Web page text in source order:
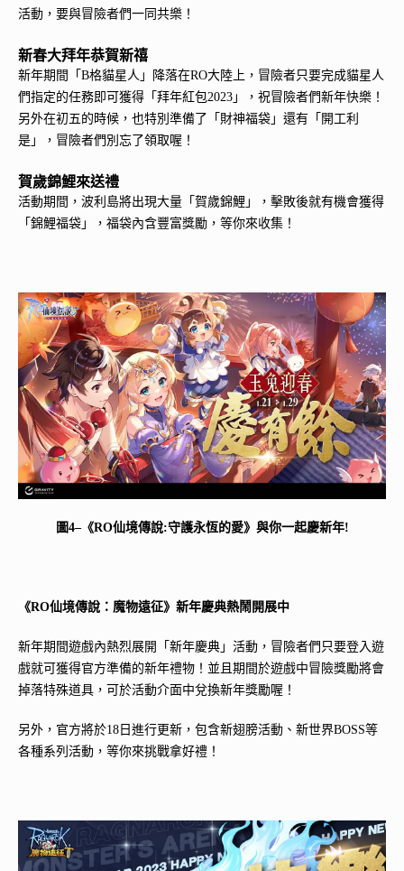
活動，要與冒險者們一同共樂！
新春大拜年恭賀新禧
新年期間「B格貓星人」降落在RO大陸上，冒險者只要完成貓星人
們指定的任務即可獲得「拜年紅包2023」，祝冒險者們新年快樂！
另外在初五的時候，也特別準備了「財神福袋」還有「開工利
是」，冒險者們別忘了領取喔！
賀歲錦鯉來送禮
活動期間，波利島將出現大量「賀歲錦鯉」，擊敗後就有機會獲得
「錦鯉福袋」，福袋內含豐富獎勵，等你來收集！
圖4–《RO仙境傳說:守護永恆的愛》與你一起慶新年!
《RO仙境傳說：魔物遠征》新年慶典熱鬧開展中
新年期間遊戲內熱烈展開「新年慶典」活動，冒險者們只要登入遊
戲就可獲得官方準備的新年禮物！並且期間於遊戲中冒險獎勵將會
掉落特殊道具，可於活動介面中兌換新年獎勵喔！
另外，官方將於18日進行更新，包含新翅膀活動、新世界BOSS等
各種系列活動，等你來挑戰拿好禮！